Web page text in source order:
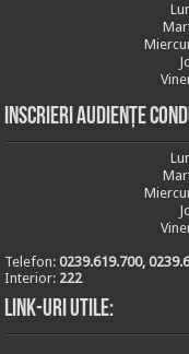
Inscrieri audiențe
Telefon:0239.619.700,
Interior: 222
Link-uri utile: